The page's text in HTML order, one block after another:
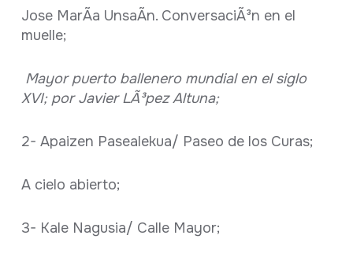
Jose MarÃ­a UnsaÃ­n. ConversaciÃ³n en el
muelle;
Mayor puerto ballenero mundial en el siglo
XVI; por Javier LÃ³pez Altuna;
2- Apaizen Pasealekua/ Paseo de los Curas;
A cielo abierto;
3- Kale Nagusia/ Calle Mayor;